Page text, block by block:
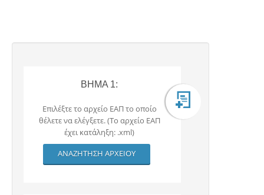
BHMA 1:
Επιλέξτε το αρχείο ΕΑΠ το οποίο
θέλετε να ελέγξετε. (Το αρχείο ΕΑΠ
έχει κατάληξη: .xml)
ΑΝΑΖΗΤΗΣΗ ΑΡΧΕΙΟΥ